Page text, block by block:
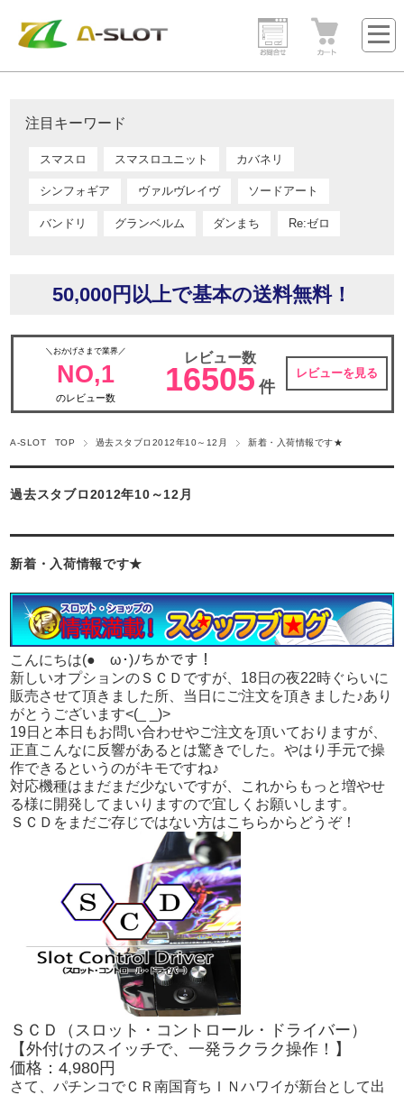
注目キーワード
スマスロ スマスロユニット カバネリ
シンフォギア ヴァルヴレイヴ ソードアート
バンドリ グランベルム ダンまち Re:ゼロ
50,000円以上で基本の送料無料！
＼おかげさまで業界／
NO,1
のレビュー数
レビュー数
16505 件
レビューを見る
A-SLOT TOP 過去スタブロ2012年10～12月 新着・入荷情報です★
過去スタブロ2012年10～12月
新着・入荷情報です★
こんにちは(●ゝω･)ﾉちかです！
新しいオプションのＳＣＤですが、18日の夜22時ぐらいに
販売させて頂きました所、当日にご注文を頂きました♪あり
がとうございます<(_ _)>
19日と本日もお問い合わせやご注文を頂いておりますが、
正直こんなに反響があるとは驚きでした。やはり手元で操
作できるというのがキモですね♪
対応機種はまだまだ少ないですが、これからもっと増やせ
る様に開発してまいりますので宜しくお願いします。
ＳＣＤをまだご存じではない方はこちらからどうぞ！
ＳＣＤ（スロット・コントロール・ドライバー）
【外付けのスイッチで、一発ラクラク操作！】
価格：4,980円
さて、パチンコでＣＲ南国育ちＩＮハワイが新台として出